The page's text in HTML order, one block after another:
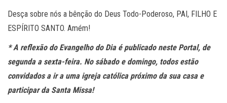
Desça sobre nós a bênção do Deus Todo-Poderoso, PAI, FILHO E
ESPÍRITO SANTO. Amém!
* A reflexão do Evangelho do Dia é publicado neste Portal, de
segunda a sexta-feira. No sábado e domingo, todos estão
convidados a ir a uma igreja católica próximo da sua casa e
participar da Santa Missa!